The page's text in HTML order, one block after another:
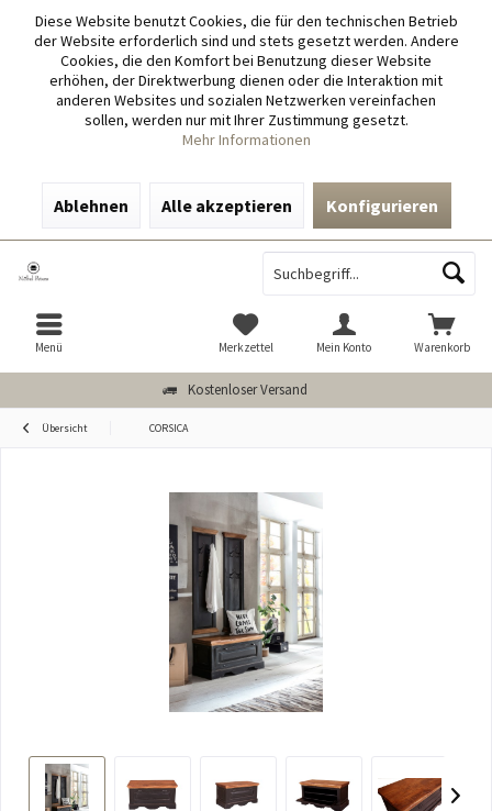
Diese Website benutzt Cookies, die für den technischen Betrieb
der Website erforderlich sind und stets gesetzt werden. Andere
Cookies, die den Komfort bei Benutzung dieser Website
erhöhen, der Direktwerbung dienen oder die Interaktion mit
anderen Websites und sozialen Netzwerken vereinfachen
sollen, werden nur mit Ihrer Zustimmung gesetzt.
Mehr Informationen
Ablehnen Alle akzeptieren Konfigurieren
Kostenloser Versand
Menü Warenkorb
Merkzettel Mein Konto
Übersicht CORSICA